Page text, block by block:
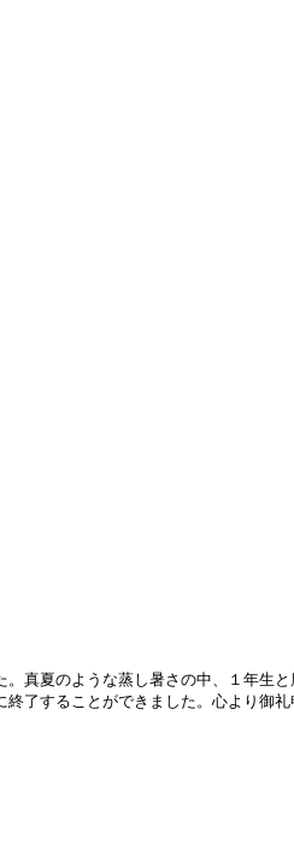
真夏のような蒸し暑さの中、１年生
了することができました。心より御礼